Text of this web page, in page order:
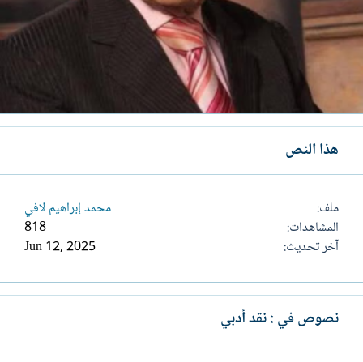
هذا النص
ملف
محمد إبراهيم لافي
المشاهدات
818
آخر تحديث
Jun 12, 2025
نصوص في : نقد أدبي